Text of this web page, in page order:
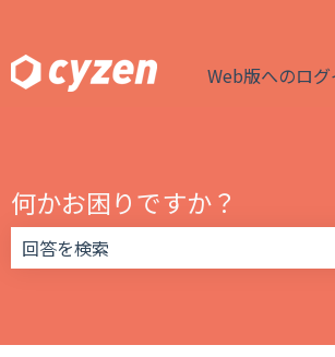
Web版へのロ
何かお困りですか？